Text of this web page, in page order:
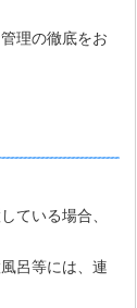
理の徹底をお
ている場合、
呂等には、連